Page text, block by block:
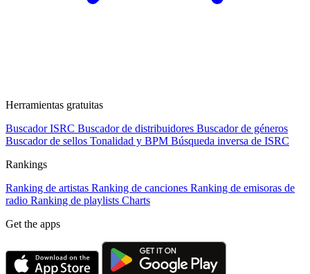
Herramientas gratuitas
Buscador ISRC Buscador de distribuidores Buscador de géneros
Buscador de sellos Tonalidad y BPM Búsqueda inversa de ISRC
Rankings
Ranking de artistas Ranking de canciones Ranking de emisoras de
radio Ranking de playlists Charts
Get the apps